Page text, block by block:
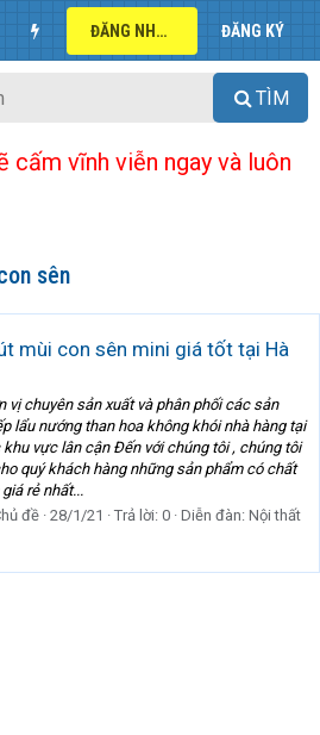
ĐĂNG NHẬP ĐĂNG KÝ
TÌM
cấm vĩnh viễn ngay và luôn
sên
mùi con sên mini giá tốt tại Hà
vị chuyên sản xuất và phân phối các sản
lẩu nướng than hoa không khói nhà hàng tại
vực lân cận Đến với chúng tôi , chúng tôi
quý khách hàng những sản phẩm có chất
rẻ nhất...
đề 28/1/21 Trả lời: 0 Diễn đàn: Nội thất